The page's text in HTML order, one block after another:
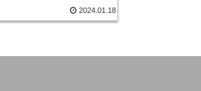
2024.01.18